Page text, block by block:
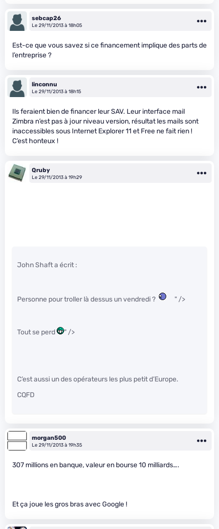
sebcap26
Le 29/11/2013 à 18h05
Est-ce que vous savez si ce financement implique des parts de
l’entreprise ?
linconnu
Le 29/11/2013 à 18h15
Ils feraient bien de financer leur SAV. Leur interface mail
Zimbra n’est pas à jour niveau version, résultat les mails sont
inaccessibles sous Internet Explorer 11 et Free ne fait rien !
C’est honteux !
Qruby
Le 29/11/2013 à 19h29
John Shaft a écrit :
Personne pour troller là dessus un vendredi ? " />
Tout se perd " />
C’est aussi un des opérateurs les plus petit d’Europe.
CQFD
morgan500
Le 29/11/2013 à 19h35
307 millions en banque, valeur en bourse 10 milliards….
Et ça joue les gros bras avec Google !